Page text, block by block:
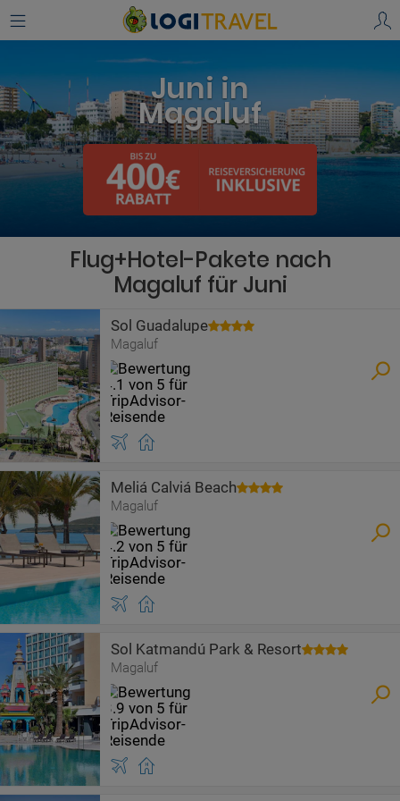
Juni in
Magaluf
Flug+Hotel-Pakete nach
Magaluf für Juni
Sol Guadalupe
Magaluf
Meliá Calviá Beach
Magaluf
Sol Katmandú Park & Resort
Magaluf